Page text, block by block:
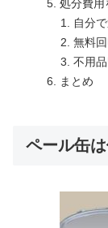
処分費用
自分
無料
不用
まとめ
ペール缶